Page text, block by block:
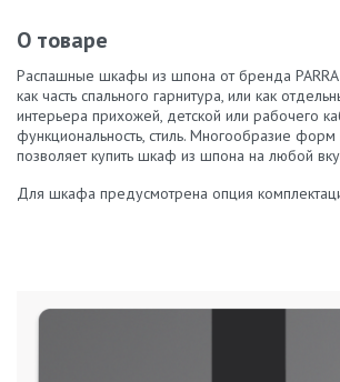
О товаре
Распашные шкафы из шпона от бренда PARRA
как часть спального гарнитура, или как
интерьера прихожей, детской или рабочего
функциональность, стиль. Многообразие
позволяет купить шкаф из шпона на любой
Для шкафа предусмотрена опция